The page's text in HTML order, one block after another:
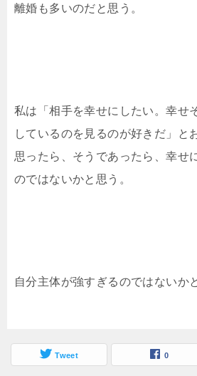
離婚も多いのだと思う。
私は「相手を幸せにしたい。幸せ
しているのを見るのが好きだ」と
思ったら、そうであったら、幸せ
のではないかと思う。
自分主体が強すぎるのではないか
Tweet 0